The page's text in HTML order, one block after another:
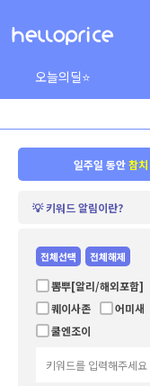
오늘의딜⭐
일주일 동안 참치
일주일 동안
일주일 동안비비고
일주일 동안삼다수
💡 키워드 알림이란?
전체선택 전체해제
뽐뿌[알리/해외포함]
퀘이사존
어미새
쿨엔조이